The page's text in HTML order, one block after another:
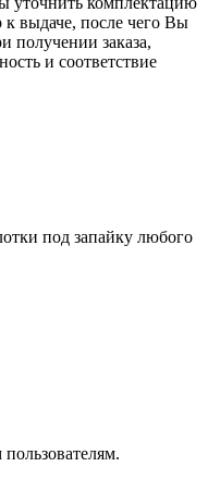
к выдаче, после чего Вы
получении заказа,
и соответствие
под запайку любого